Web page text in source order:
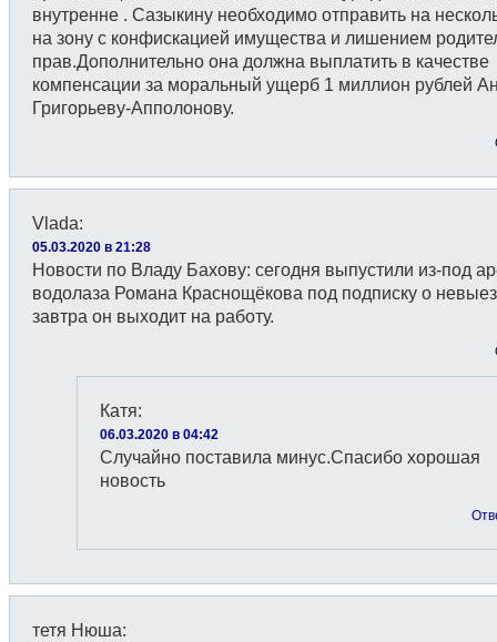
внутренне . Сазыкину необходимо отправить на
на зону с конфискацией имущества и лишением
прав.Дополнительно она должна выплатить в качестве
компенсации за моральный ущерб 1 миллион рублей
Григорьеву-Апполонову.
Vlada:
05.03.2020 в 21:28
Новости по Владу Бахову: сегодня выпустили из-под
водолаза Романа Краснощёкова под подписку о
завтра он выходит на работу.
Катя:
06.03.2020 в 04:42
Случайно поставила минус.Спасибо хорошая
новость
тетя Нюша: